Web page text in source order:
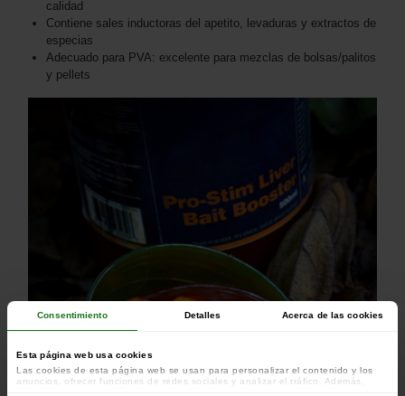
Consentimiento Detalles Acerca de las cookies
Esta página web usa cookies
Las cookies de esta página web se usan para personalizar el contenido y los
anuncios, ofrecer funciones de redes sociales y analizar el tráfico. Además,
calidad
Contiene sales inductoras del apetito, levaduras y extractos de
especias
Adecuado para PVA: excelente para mezclas de bolsas/palitos
y pellets